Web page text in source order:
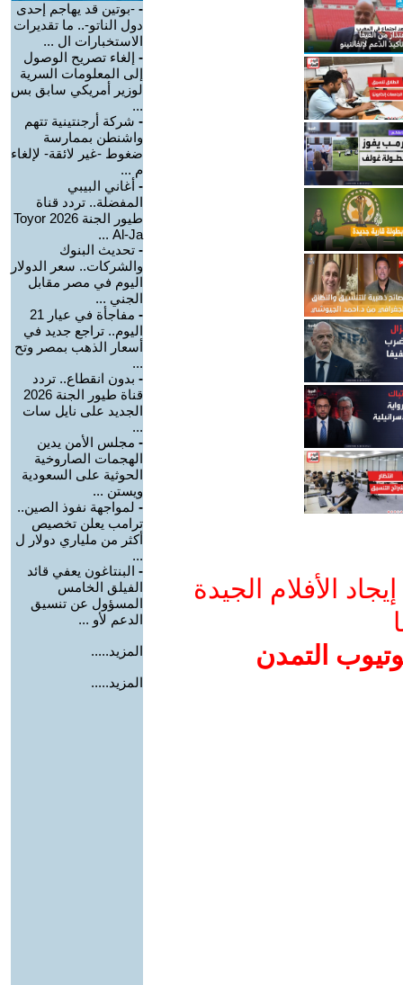
الأفلام الجيدة
التمدن
- -بوتين قد يهاجم إحدى
دول الناتو-.. ما تقديرات
الاستخبارات ال ...
- إلغاء تصريح الوصول
إلى المعلومات السرية
لوزير أمريكي سابق بس
...
- شركة أرجنتينية تتهم
واشنطن بممارسة
ضغوط -غير لائقة- لإلغاء
م ...
- أغاني البيبي
المفضلة.. تردد قناة
طيور الجنة 2026 Toyor
Al-Ja ...
- تحديث البنوك
والشركات.. سعر الدولار
اليوم في مصر مقابل
الجني ...
-
مفاجأة في عيار 21
اليوم.. تراجع جديد في
أسعار الذهب بمصر وتح
...
- بدون انقطاع.. تردد
قناة طيور الجنة 2026
الجديد على نايل سات
...
- مجلس الأمن يدين
الهجمات الصاروخية
الحوثية على السعودية
ويستن ...
- لمواجهة نفوذ الصين..
ترامب يعلن تخصيص
أكثر من ملياري دولار ل
...
- البنتاغون يعفي قائد
الفيلق الخامس
المسؤول عن تنسيق
الدعم لأو ...
المزيد.....
المزيد.....